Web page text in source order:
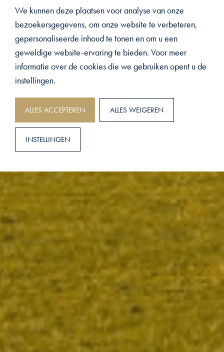
We kunnen deze plaatsen voor analyse van onze
bezoekersgegevens, om onze website te verbeteren,
gepersonaliseerde inhoud te tonen en om u een
geweldige website-ervaring te bieden. Voor meer
informatie over de cookies die we gebruiken opent u de
instellingen.
ALLES ACCEPTEREN ALLES WEIGEREN
INSTELLINGEN